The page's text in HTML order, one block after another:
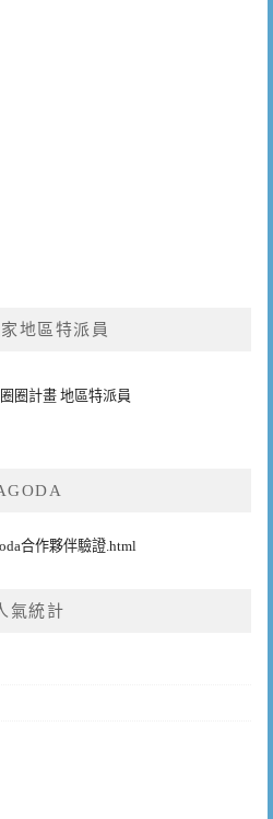
地區特派員
合作夥伴驗證.html
氣統計